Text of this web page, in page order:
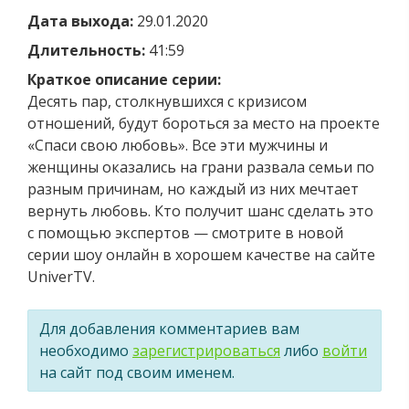
Дата выхода: 29.01.2020
Длительность: 41:59
Краткое описание серии:
Десять пар, столкнувшихся с кризисом
отношений, будут бороться за место на проекте
«Спаси свою любовь». Все эти мужчины и
женщины оказались на грани развала семьи по
разным причинам, но каждый из них мечтает
вернуть любовь. Кто получит шанс сделать это
с помощью экспертов — смотрите в новой
серии шоу онлайн в хорошем качестве на сайте
UniverTV.
Для добавления комментариев вам
необходимо зарегистрироваться либо войти
на сайт под своим именем.